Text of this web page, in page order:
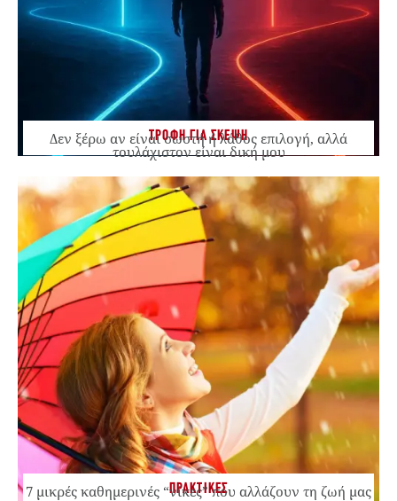
ΤΡΟΦΗ ΓΙΑ ΣΚΕΨΗ
Δεν ξέρω αν είναι σωστή ή λάθος επιλογή, αλλά
τουλάχιστον είναι δική μου
ΠΡΑΚΤΙΚΕΣ
7 μικρές καθημερινές “νίκες” που αλλάζουν τη ζωή μας